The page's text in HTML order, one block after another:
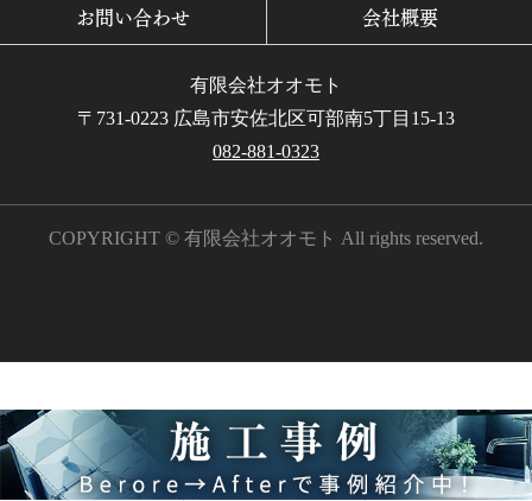
お問い合わせ
会社概要
有限会社オオモト
〒731-0223 広島市安佐北区可部南5丁目15-13
082-881-0323
COPYRIGHT © 有限会社オオモト All rights reserved.